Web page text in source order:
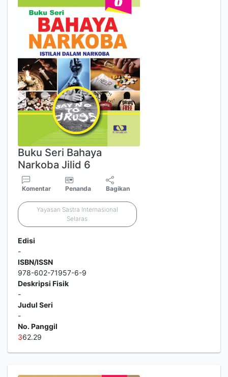
Buku Seri Bahaya
Narkoba Jilid 6
Komentar Penanda Bagikan
Yayasan Sastra Internasional
Selaras
Edisi
-
ISBN/ISSN
978-602-71957-6-9
Deskripsi Fisik
-
Judul Seri
-
No. Panggil
362.29